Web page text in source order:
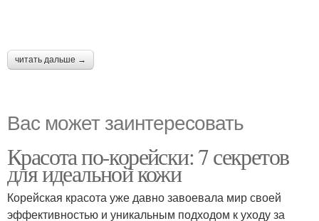
читать дальше →
Вас может заинтересовать
Красота по-корейски: 7 секретов
для идеальной кожи
Корейская красота уже давно завоевала мир своей
эффективностью и уникальным подходом к уходу за